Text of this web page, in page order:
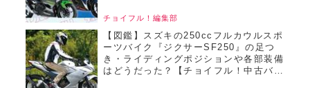
チョイフル！編集部
【図鑑】スズキの250ccフルカウルスポ
ーツバイク『ジクサーSF250』の足つ
き・ライディングポジションや各部装備
はどうだった？【チョイフル！中古バイ